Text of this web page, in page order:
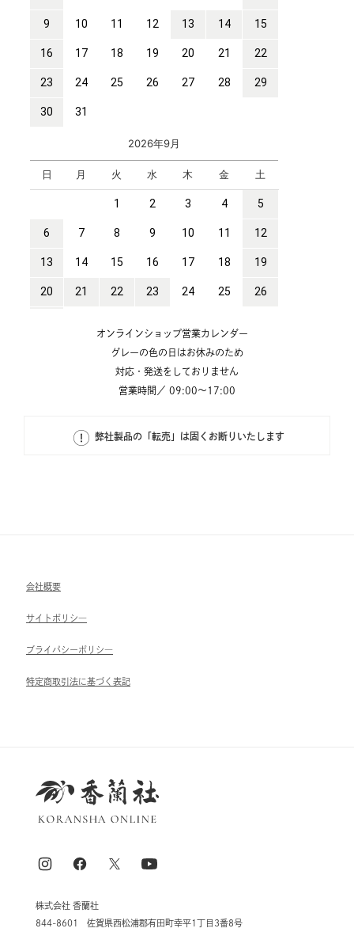
オンラインショップ営業カレンダー
グレーの色の日はお休みのため
対応・発送をしておりません
営業時間／ 09:00～17:00
弊社製品の「転売」は固くお断りいたします
会社概要
サイトポリシ―
ブライパシーポリシ―
特定商取引法に基づく表記
株式会社 香蘭社
844-8601 佐賀県西松浦郡有田町幸平1丁目3番8号